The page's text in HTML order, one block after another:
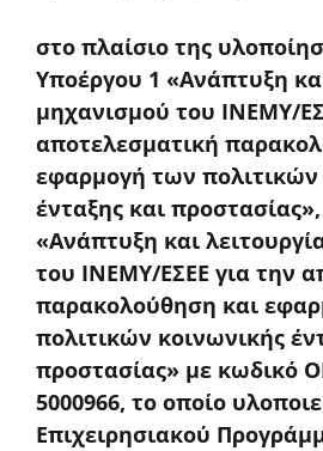
στο πλαίσιο της
Υποέργου 1 «Ανάπτυξη
μηχανισμού του ΙΝΕΜΥ/
αποτελεσματική
εφαρμογή των πολιτικών
ένταξης και
«Ανάπτυξη και
του ΙΝΕΜΥ/ΕΣΕΕ για την
παρακολούθηση και
πολιτικών κοινωνικής
προστασίας» με κωδικό
5000966, το οποίο
Επιχειρησιακού